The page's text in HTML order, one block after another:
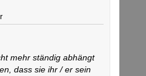
mehr ständig abhängt
dass sie ihr / er sein